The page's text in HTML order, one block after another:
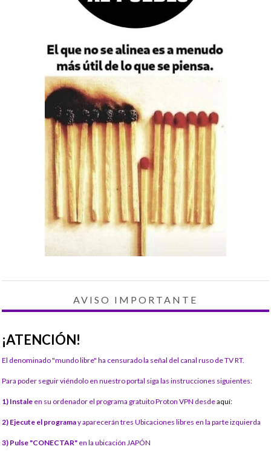
AVISO IMPORTANTE
¡ATENCIÓN!
El denominado "mundo libre" ha censurado la señal del canal ruso de TV RT.
Para poder seguir viéndolo en nuestro portal siga las instrucciones siguientes:
1) Instale en su ordenador el programa gratuito Proton VPN desdeaquí:
2) Ejecute el programay aparecerán tres Ubicaciones libres en la parte izquierda
3) Pulse "CONECTAR" en la ubicación JAPÓN